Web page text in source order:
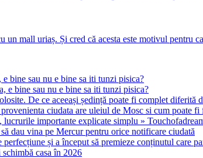
un mall uriaș. Și cred că acesta este motivul pentru
e bine sau nu e bine sa iti tunzi pisica?
e bine sau nu e bine sa iti tunzi pisica?
De ce aceeași ședință poate fi complet
ciudata are uleiul de Mosc si cum poate fi
lucrurile importante explicate simplu »
dau vina pe Mercur pentru orice notificare ciudată
perfecțiune și a început să premieze conținutul
casa în 2026